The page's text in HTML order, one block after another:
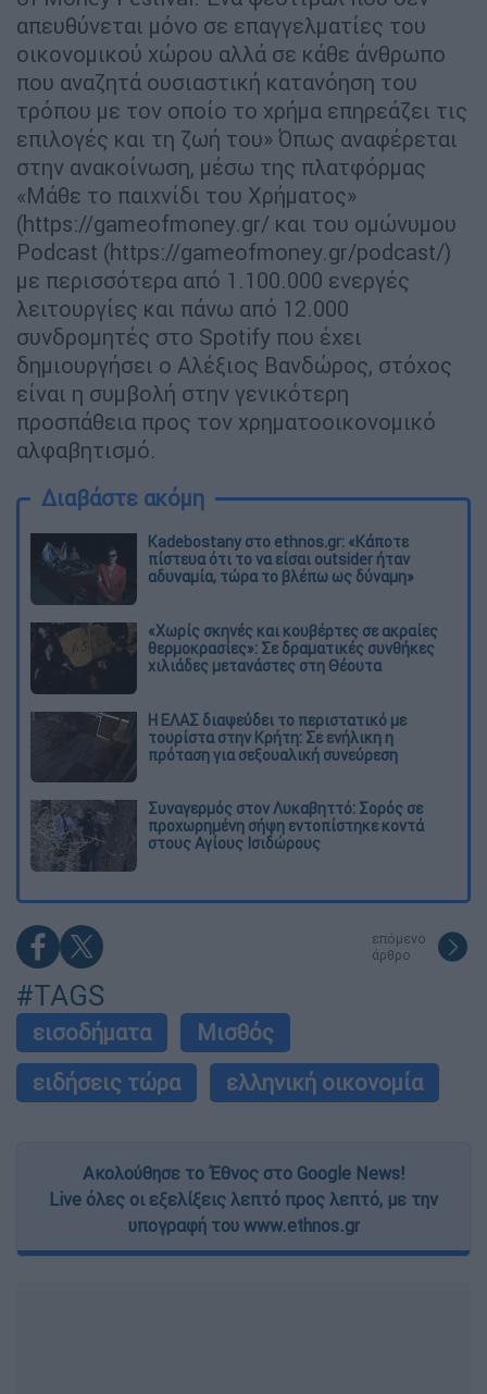
απευθύνεται μόνο σε επαγγελματίες του
οικονομικού χώρου αλλά σε κάθε άνθρωπο
που αναζητά ουσιαστική κατανόηση του
τρόπου με τον οποίο το χρήμα επηρεάζει τις
επιλογές και τη ζωή του» Όπως αναφέρεται
στην ανακοίνωση, μέσω της πλατφόρμας
«Μάθε το παιχνίδι του Χρήματος»
(https://gameofmoney.gr/ και του ομώνυμου
Podcast (https://gameofmoney.gr/podcast/)
με περισσότερα από 1.100.000 ενεργές
λειτουργίες και πάνω από 12.000
συνδρομητές στο Spotify που έχει
δημιουργήσει ο Αλέξιος Βανδώρος, στόχος
είναι η συμβολή στην γενικότερη
προσπάθεια προς τον χρηματοοικονομικό
αλφαβητισμό.
Διαβάστε ακόμη
Kadebostany στο ethnos.gr: «Κάποτε
πίστευα ότι το να είσαι outsider ήταν
αδυναμία, τώρα το βλέπω ως δύναμη»
«Χωρίς σκηνές και κουβέρτες σε ακραίες
θερμοκρασίες»: Σε δραματικές συνθήκες
χιλιάδες μετανάστες στη Θέουτα
Η ΕΛΑΣ διαψεύδει το περιστατικό με
τουρίστα στην Κρήτη: Σε ενήλικη η
πρόταση για σεξουαλική συνεύρεση
Συναγερμός στον Λυκαβηττό: Σορός σε
προχωρημένη σήψη εντοπίστηκε κοντά
στους Αγίους Ισιδώρους
επόμενο
άρθρο
#TAGS
εισοδήματα
Μισθός
ειδήσεις τώρα
ελληνική οικονομία
Ακολούθησε το Έθνος στο Google News!
Live όλες οι εξελίξεις λεπτό προς λεπτό, με την
υπογραφή του www.ethnos.gr